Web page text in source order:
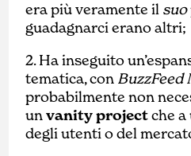
era più veramente il suo
guadagnarci erano altri;
2. Ha inseguito
tematica, con BuzzFeed
probabilmente non
unvanity projectche a
degli utenti o del